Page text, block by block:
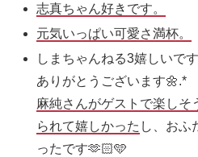
志真ちゃん好きです。
元気いっぱい可愛さ満杯。
しまちゃんねる3嬉しいで
ありがとうございます🌼.*
麻純さんがゲストで楽しそ
られて嬉しかった し、おふ
ったです🫶🏻🩵